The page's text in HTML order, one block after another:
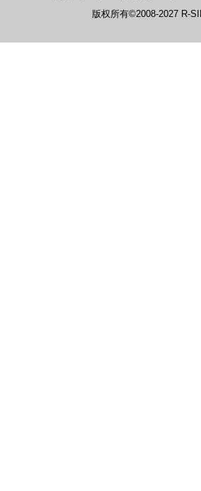
版权所有©2008-2027 R-